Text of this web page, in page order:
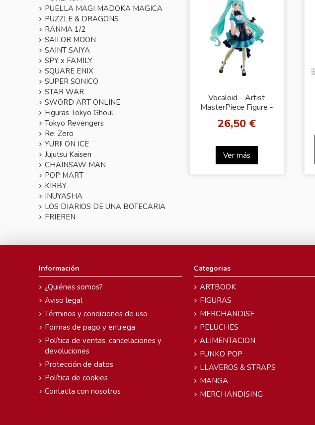
Vocaloid - Artist
MasterPiece Figure -
(Princess Alice Ver.)
26,50 €
Ver más
PUELLA MAGI MADOKA MAGICA
PUZZLE & DRAGONS
RANMA 1/2
SAILOR MOON
SAINT SAIYA
SPY x FAMILY
SQUARE ENIX
SUPER SONICO
STAR WAR
SWORD ART ONLINE
Figuras Tokyo Ghoul
Tokyo Revengers
Re: Zero
YURI! ON ICE
Jujutsu Kaisen
CHAINSAW MAN
POP MART
KIRBY
INUYASHA
LOS DIARIOS DE UNA BOTECARIA
FRIEREN
Información
¿Quiénes somos?
Aviso legal
Términos y condiciones de uso
Formas de pago y entrega
Política de ventas, cancelaciones y
devoluciones
Protección de datos
Política de cookies
Contacta con nosotros
Categorias
ARTBOOK
FIGURAS
MERCHANDISE
PELUCHES
ALIMENTACION
FUNKO POP
LLAVEROS & STRAPS
MANGA
MERCHANDISING